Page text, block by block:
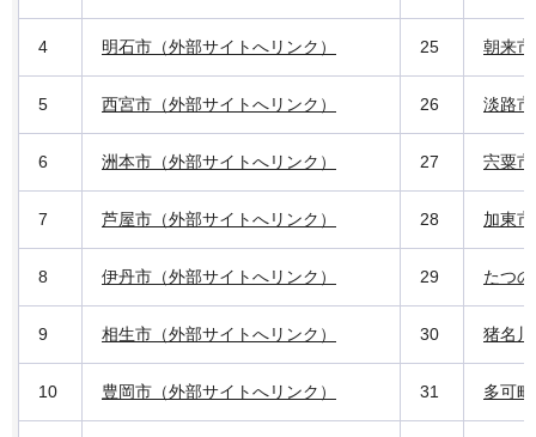
4 明石市（外部サイトへリンク） 25 朝来
5 西宮市（外部サイトへリンク） 26 淡路
6 洲本市（外部サイトへリンク） 27 宍粟
7 芦屋市（外部サイトへリンク） 28 加東
8 伊丹市（外部サイトへリンク） 29 たつ
9 相生市（外部サイトへリンク） 30 猪名
10 豊岡市（外部サイトへリンク） 31 多可